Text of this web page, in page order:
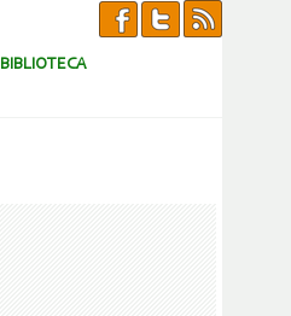
BIBLIOTECA